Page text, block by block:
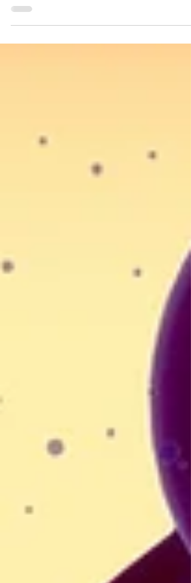
nos conseils pour rester actif, créatif et entouré